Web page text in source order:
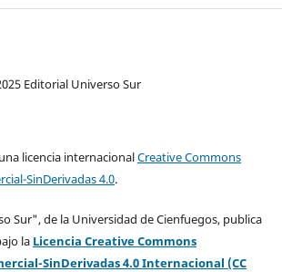
Editorial Universo Sur
licencia internacionalCreative Commons
SinDerivadas 4.0.
Sur", de la Universidad de Cienfuegos, publica
la Licencia Creative Commons
SinDerivadas 4.0 Internacional (CC